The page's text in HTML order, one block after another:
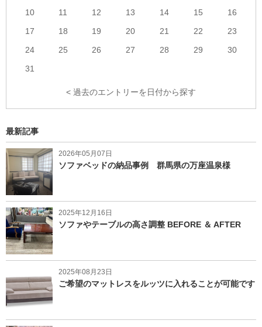
10
11 12 13 14 15
16
17
18 19 20 21 22
23
24
25 26 27 28 29
30
31
< 過去のエントリーを日付から探す
最新記事
2026年05月07日
ソファベッドの納品事例 群馬県の万座温泉様
2025年12月16日
ソファやテーブルの高さ調整 BEFORE ＆ AFTER
2025年08月23日
ご希望のマットレスをルッツに入れることが可能です